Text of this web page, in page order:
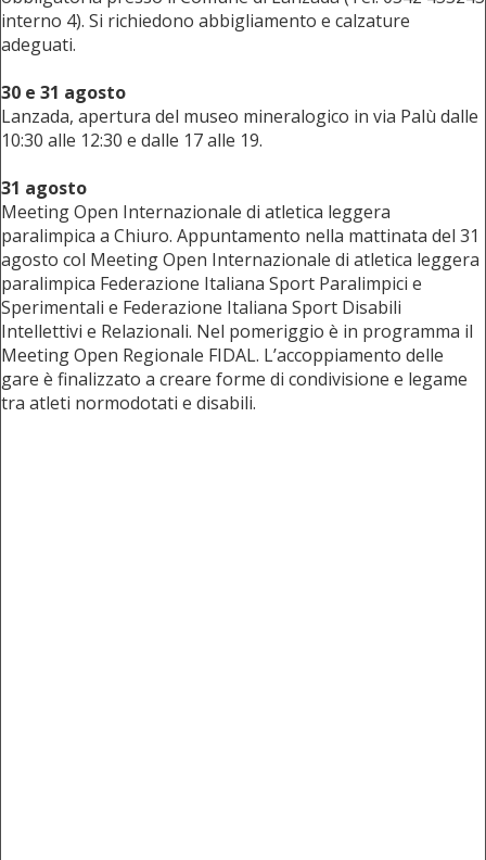
interno 4). Si richiedono abbigliamento e calzature
adeguati.
30 e 31 agosto
Lanzada, apertura del museo mineralogico in via Palù dalle
10:30 alle 12:30 e dalle 17 alle 19.
31 agosto
Meeting Open Internazionale di atletica leggera
paralimpica a Chiuro. Appuntamento nella mattinata del 31
agosto col Meeting Open Internazionale di atletica leggera
paralimpica Federazione Italiana Sport Paralimpici e
Sperimentali e Federazione Italiana Sport Disabili
Intellettivi e Relazionali. Nel pomeriggio è in programma il
Meeting Open Regionale FIDAL. L’accoppiamento delle
gare è finalizzato a creare forme di condivisione e legame
tra atleti normodotati e disabili.